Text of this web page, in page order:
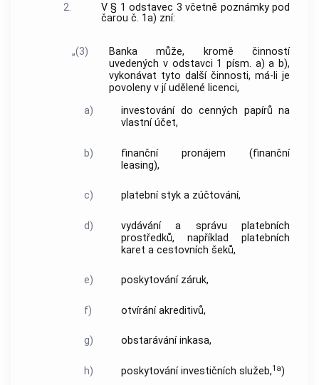
2.
V § 1 odstavec 3 včetně poznámky pod
čarou č. 1a) zní:
„(3)
Banka může, kromě činností
uvedených v odstavci 1 písm. a) a b),
vykonávat tyto další činnosti, má-li je
povoleny v jí udělené licenci,
a)
investování do cenných papírů na
vlastní účet,
b)
finanční pronájem (finanční
leasing),
c) platební styk a zúčtování,
d)
vydávání a správu platebních
prostředků, například platebních
karet a cestovních šeků,
e) poskytování záruk,
f) otvírání akreditivů,
g) obstarávání inkasa,
h) poskytování investičních služeb,1a)